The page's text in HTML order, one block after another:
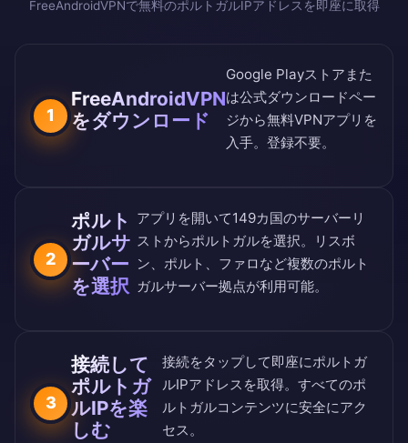
FreeAndroidVPNで無料のポルトガルIPアドレスを即座に取得
1
FreeAndroidVPN
をダウンロード
Google Playストア また
は公式ダウンロードペー
ジから無料VPNアプリを
入手。登録不要。
2
ポルト
ガルサ
ーバー
を選択
アプリを開いて149カ国のサーバーリ
ストからポルトガルを選択。リスボ
ン、ポルト、ファロなど複数のポルト
ガルサーバー拠点が利用可能。
3
接続して
ポルトガ
ルIPを楽
しむ
接続をタップして即座にポルトガ
ルIPアドレスを取得。すべてのポ
ルトガルコンテンツに安全にアク
セス。